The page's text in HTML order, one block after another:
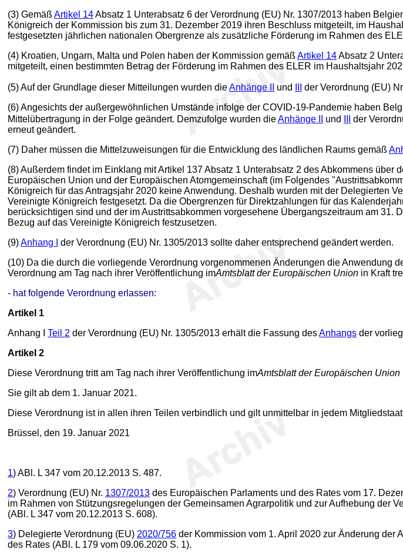
(3) Gemäß Artikel 14Absatz 1 Unterabsatz 6 der Verordnung (EU) Nr. 1307/2013 haben
Königreich der Kommission bis zum 31. Dezember 2019 ihren Beschluss mitgeteilt, im
festgesetzten jährlichen nationalen Obergrenze als zusätzliche Förderung im Rahmen des
(4) Kroatien, Ungarn, Malta und Polen haben der Kommission gemäß Artikel 14Absatz 2
mitgeteilt, einen bestimmten Betrag der Förderung im Rahmen des ELER im Haushaltsjahr
(5) Auf der Grundlage dieser Mitteilungen wurden dieAnhänge II und der Verordnung (EU)
(6) Angesichts der außergewöhnlichen Umstände infolge der COVID-19-Pandemie haben
Mittelübertragung in der Folge geändert. Demzufolge wurden dieAnhänge II und der
erneut geändert.
(7) Daher müssen die Mittelzuweisungen für die Entwicklung des ländlichen Raums gemäß
(8) Außerdem findet im Einklang mit Artikel 137 Absatz 1 Unterabsatz 2 des Abkommens
Europäischen Union und der Europäischen Atomgemeinschaft (im Folgendes
Königreich für das Antragsjahr 2020 keine Anwendung. Deshalb wurden mit der Delegierten
Vereinigte Königreich festgesetzt. Da die Obergrenzen für Direktzahlungen für das
berücksichtigen sind und der im Austrittsabkommen vorgesehene Übergangszeitraum am
Bezug auf das Vereinigte Königreich festzusetzen.
(9)Anhang I
der Verordnung (EU) Nr. 1305/2013 sollte daher entsprechend geändert werden.
(10) Da die durch die vorliegende Verordnung vorgenommenen Änderungen die Anwendung
Verordnung am Tag nach ihrer Veröffentlichung imAmtsblatt der Europäischen Union in Kraft
- hat folgende Verordnung erlassen:
Artikel 1
Anhang I Teil 2 der Verordnung (EU) Nr. 1305/2013 erhält die Fassung desAnhangs der
Artikel 2
Diese Verordnung tritt am Tag nach ihrer Veröffentlichung imAmtsblatt der Europäischen Union
Sie gilt ab dem 1. Januar 2021.
Diese Verordnung ist in allen ihren Teilen verbindlich und gilt unmittelbar in jedem
Brüssel, den 19. Januar 2021
1) ABl. L 347 vom 20.12.2013 S. 487.
2) Verordnung (EU) Nr. 1307/2013 des Europäischen Parlaments und des Rates vom 17.
im Rahmen von Stützungsregelungen der Gemeinsamen Agrarpolitik und zur Aufhebung der
(ABl. L 347 vom 20.12.2013 S. 608).
3) Delegierte Verordnung (EU) 2020/756 der Kommission vom 1. April 2020 zur Änderung der
des Rates (ABl. L 179 vom 09.06.2020 S. 1).